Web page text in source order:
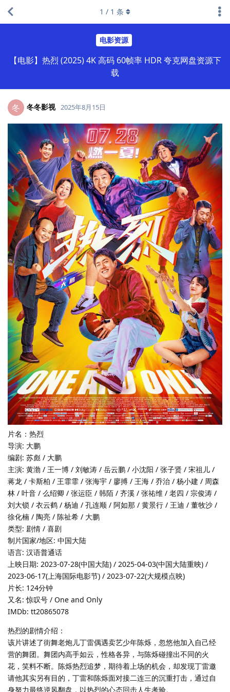
电影资源
【电影】热烈 (2025) 4K 高码 60帧率 HDR 夸克网盘资源下
载
1 / 1 条
冬 冬冬影视 2025年8月15日
片名：热烈
导演: 大鹏
编剧: 苏彪 / 大鹏
主演: 黄渤 / 王一博 / 刘敏涛 / 岳云鹏 / 小沈阳 / 张子贤 / 宋祖儿 /
蒋龙 / 卡斯柏 / 王霏霏 / 张海宇 / 廖搏 / 王海 / 乔治 / 杨小建 / 周森
林 / 叶音 / 么绍卿 / 张运臣 / 韩陌 / 齐溪 / 张祐维 / 老四 / 宗俊涛 /
刘大锁 / 衣云鹤 / 杨迪 / 孔连顺 / 阿如那 / 黄景行 / 王迪 / 董牧沙 /
徐化楠 / 陶亮 / 陈祉希 / 大鹏
类型: 剧情 / 喜剧
制片国家/地区: 中国大陆
语言: 汉语普通话
上映日期: 2023-07-28(中国大陆) / 2025-04-03(中国大陆重映) /
2023-06-17(上海国际电影节) / 2023-07-22(大规模点映)
片长: 124分钟
又名: 惊叹号 / One and Only
IMDb: tt20865078
热烈的剧情介绍：
该片讲述了街舞老炮儿丁雷偶遇卖艺少年陈烁，忽悠他加入自己经
营的舞团。舞团内高手如云，性格各异，与陈烁碰撞出不同的火
花，笑料不断。陈烁热烈追梦，期待着上场的机会，却发现丁雷邀
请他其实另有目的，丁雷和陈烁面对接二连三的沉重打击，通过自
身努力最终逆风翻盘，以热烈的心态回击人生考验。